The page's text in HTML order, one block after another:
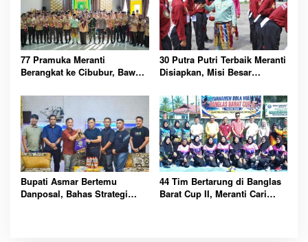
77 Pramuka Meranti
Berangkat ke Cibubur, Bawa
30 Putra Putri Terbaik Meranti
Disiapkan, Misi Besar
Bupati Asmar Bertemu
Danposal, Bahas Strategi
44 Tim Bertarung di Banglas
Barat Cup II, Meranti Cari